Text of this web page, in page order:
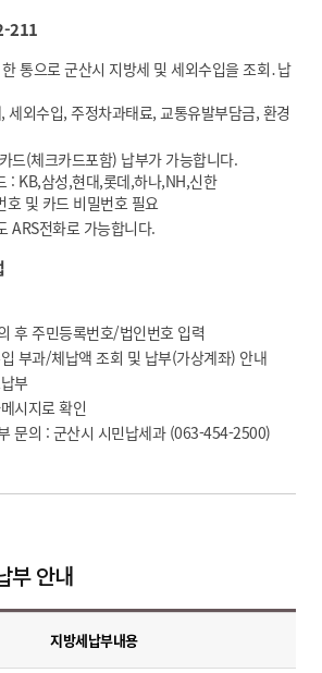
211
통으로 군산시 지방세 및 세외수입을 조회․납
외수입, 주정차과태료, 교통유발부담금, 환경
드(체크카드포함) 납부가 가능합니다.
: KB,삼성,현대,롯데,하나,NH,신한
및 카드 비밀번호 필요
ARS전화로 가능합니다.
후 주민등록번호/법인번호 입력
부과/체납액 조회 및 납부(가상계좌) 안내
부
시지로 확인
문의 : 군산시 시민납세과 (063-454-2500)
부 안내
지방세납부내용